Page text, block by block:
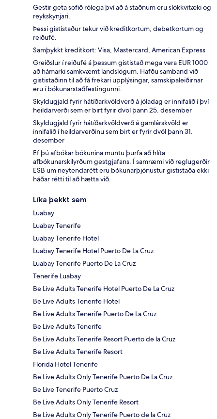
Gestir geta sofið rólega því að á staðnum eru slökkvitæki og
reykskynjari.
Þessi gististaður tekur við kreditkortum, debetkortum og
reiðufé.
Samþykkt kreditkort: Visa, Mastercard, American Express
Greiðslur í reiðufé á þessum gististað mega vera EUR 1000
að hámarki samkvæmt landslögum. Hafðu samband við
gististaðinn til að fá frekari upplýsingar, samskipaleiðirnar
eru í bókunarstaðfestingunni.
Skyldugjald fyrir hátíðarkvöldverð á jóladag er innifalið í því
heildarverði sem er birt fyrir dvöl þann 25. desember
Skyldugjald fyrir hátíðarkvöldverð á gamlárskvöld er
innifalið í heildarverðinu sem birt er fyrir dvöl þann 31.
desember
Ef þú afbókar bókunina muntu þurfa að hlíta
afbókunarskilyrðum gestgjafans. Í samræmi við reglugerðir
ESB um neytendarétt eru bókunarþjónustur gististaða ekki
háðar rétti til að hætta við.
Líka þekkt sem
Luabay
Luabay Tenerife
Luabay Tenerife Hotel
Luabay Tenerife Hotel Puerto De La Cruz
Luabay Tenerife Puerto De La Cruz
Tenerife Luabay
Be Live Adults Tenerife Hotel Puerto De La Cruz
Be Live Adults Tenerife Hotel
Be Live Adults Tenerife Puerto De La Cruz
Be Live Adults Tenerife
Be Live Adults Tenerife Resort Puerto de la Cruz
Be Live Adults Tenerife Resort
Florida Hotel Tenerife
Be Live Adults Only Tenerife Puerto De La Cruz
Be Live Tenerife Puerto Cruz
Be Live Adults Only Tenerife Resort
Be Live Adults Only Tenerife Puerto de la Cruz